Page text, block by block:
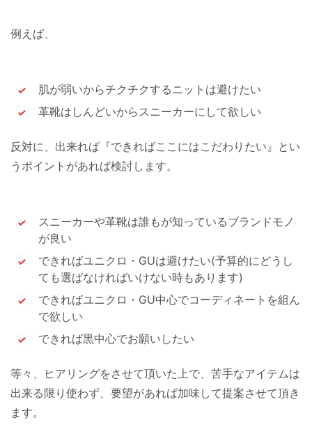
例えば、
肌が弱いからチクチクするニットは避けたい
革靴はしんどいからスニーカーにして欲しい
反対に、出来れば『できればここにはこだわりたい』とい
うポイントがあれば検討します。
スニーカーや革靴は誰もが知っているブランドモノ
が良い
できればユニクロ・GUは避けたい(予算的にどうし
ても選ばなければいけない時もあります)
できればユニクロ・GU中心でコーディネートを組ん
で欲しい
できれば黒中心でお願いしたい
等々、ヒアリングをさせて頂いた上で、苦手なアイテムは
出来る限り使わず、要望があれば加味して提案させて頂き
ます。